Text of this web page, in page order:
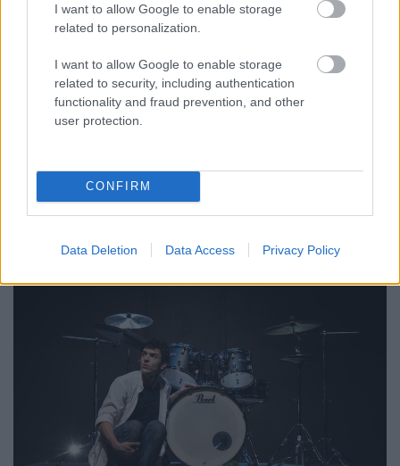
I want to allow Google to enable storage
related to personalization.
I want to allow Google to enable storage
related to security, including authentication
functionality and fraud prevention, and other
user protection.
CONFIRM
Data Deletion Data Access Privacy Policy
Ez az előadás is úgy van felépítve, hogy ennek a
fiúnak drukkoljunk végig, hogy azt csinálhassa, amit
szenvedélyesen szeret. Ez lenne jó mindenkinek,
azoknak is, akik képesek magukat az igazodásra
rávenni – egy (lehetőleg nem romboló) szenvedély,
amit meg tudnak élni.
gondolkodni, mennyire szerves része az életünknek,
mekkora szerepe van abban, hogy a nehezebb
napokat átvészeljük, és milyen hatása lehet annak,
megfosztanak tőle.